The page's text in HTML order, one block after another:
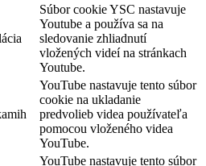
Súbor cookie YSC nastavuje
Youtube a používa sa na
sledovanie zhliadnutí
vložených videí na stránkach
Youtube.
YouTube nastavuje tento súbor
cookie na ukladanie
predvolieb videa používateľa
pomocou vloženého videa
YouTube.
YouTube nastavuje tento súbor